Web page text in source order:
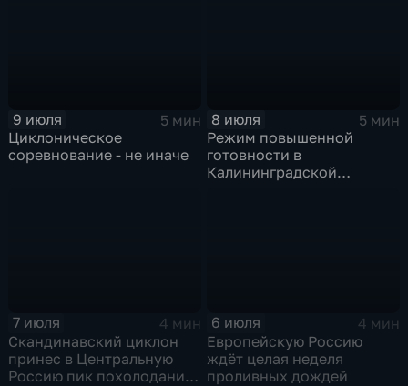
9 июля
5 мин
Циклоническое
соревнование - не иначе
8 июля
5 мин
Режим повышенной
готовности в
Калининградской
7 июля
4 мин
Скандинавский циклон
принес в Центральную
Россию пик похолодания
6 июля
4 мин
Европейскую Россию
ждёт целая неделя
проливных дождей